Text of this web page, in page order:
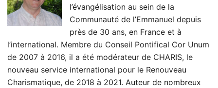
l’évangélisation au sein de la
Communauté de l’Emmanuel depuis
près de 30 ans, en France et à
l’international. Membre du Conseil Pontifical Cor Unum
de 2007 à 2016, il a été modérateur de CHARIS, le
nouveau service international pour le Renouveau
Charismatique, de 2018 à 2021. Auteur de nombreux